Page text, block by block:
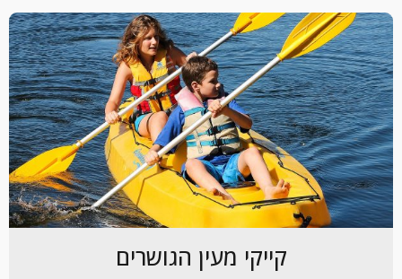
קייקי מעין הגושרים